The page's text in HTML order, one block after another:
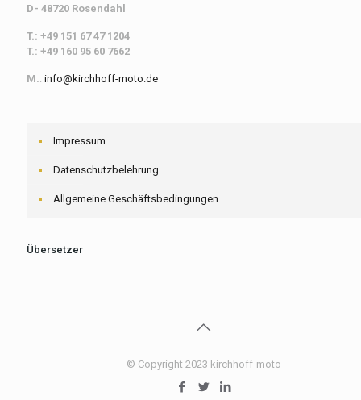
D- 48720 Rosendahl
T.: +49 151 67 47 1204
T.: +49 160 95 60 7662
M.: info@kirchhoff-moto.de
Impressum
Datenschutzbelehrung
Allgemeine Geschäftsbedingungen
Übersetzer
© Copyright 2023 kirchhoff-moto